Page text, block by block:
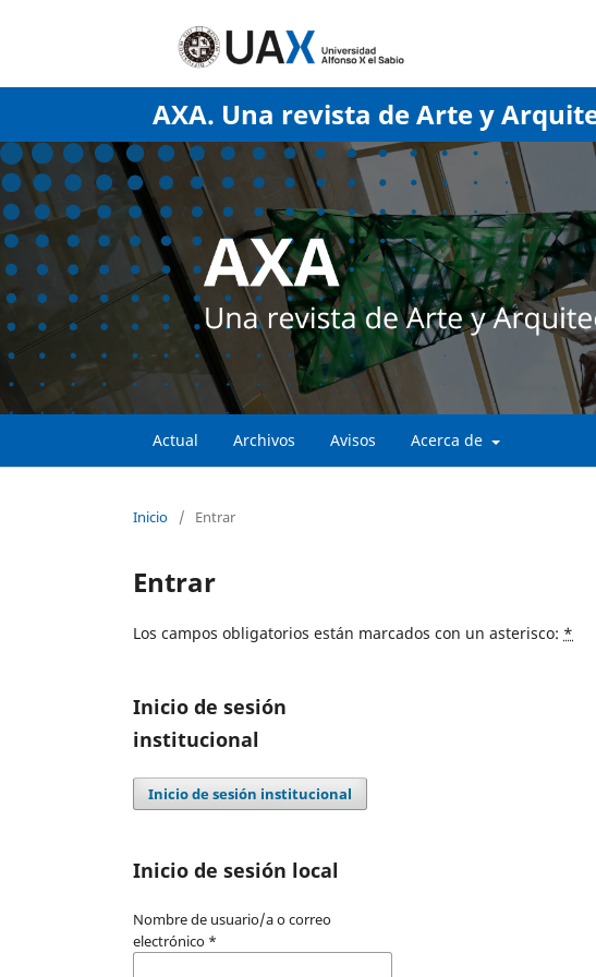
AXA. Una revista de Arte y
Actual Archivos Avisos Acerca de
Inicio / Entrar
Entrar
Los campos obligatorios están marcados con un asterisco: *
Inicio de sesión
institucional
Inicio de sesión institucional
Inicio de sesión local
Nombre de usuario/a o correo
electrónico *